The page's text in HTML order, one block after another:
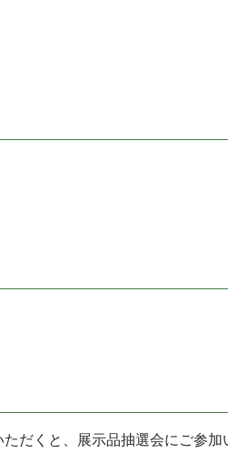
だくと、展示品抽選会にご参